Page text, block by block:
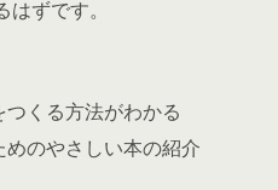
ずです。
くる方法がわかる
のやさしい本の紹介